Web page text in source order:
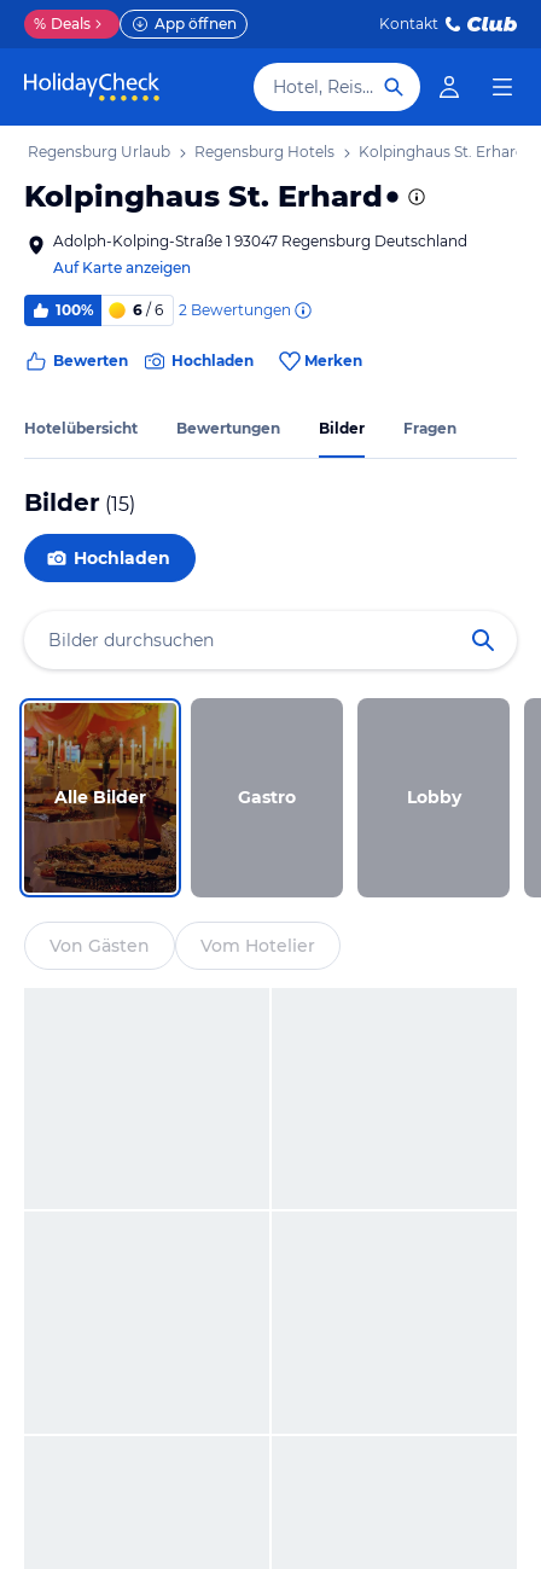
% Deals App öffnen Kontakt
Hotel, Reiseziel
Regensburg Urlaub Regensburg Hotels Kolpinghaus St. Erhard
Kolpinghaus St. Erhard
Adolph-Kolping-Straße 1 93047 Regensburg Deutschland
Auf Karte anzeigen
100% 6 / 6 2 Bewertungen
Bewerten Hochladen Merken
Hotelübersicht Bewertungen Bilder Fragen
Bilder (15)
Hochladen
Alle Bilder Gastro Lobby
Von Gästen Vom Hotelier